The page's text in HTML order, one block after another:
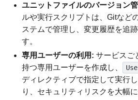
ユニットファイルのバージョン
ルや実行スクリプトは、Gitなど
ステムで管理し、変更履歴を追
す。
専用ユーザーの利用: サービスご
持つ専用ユーザーを作成し、
ディレクティブで指定して実行
り、セキュリティリスクを大幅